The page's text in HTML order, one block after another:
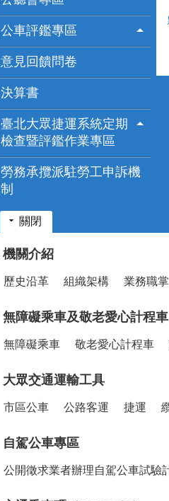
公車評鑑專區
意見回饋問卷
決算書
臺北大眾捷運系統定期
檢查暨評鑑作業專區
勞務承攬派駐勞工申訴機
制
關閉
機關介紹
歷史沿革 組織架構 業務職掌
無障礙乘車及敬老愛心計程車
無障礙乘車 敬老愛心計程車
大眾交通運輸工具
市區公車 公路客運 捷運
自駕公車專區
公開徵求業者辦理自駕公車試驗